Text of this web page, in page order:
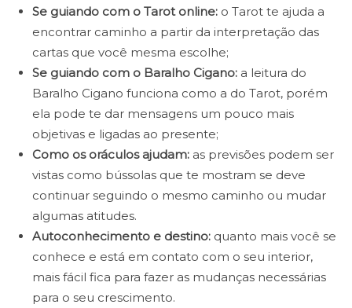
Se guiando com o Tarot online: o Tarot te ajuda a
encontrar caminho a partir da interpretação das
cartas que você mesma escolhe;
Se guiando com o Baralho Cigano: a leitura do
Baralho Cigano funciona como a do Tarot, porém
ela pode te dar mensagens um pouco mais
objetivas e ligadas ao presente;
Como os oráculos ajudam: as previsões podem ser
vistas como bússolas que te mostram se deve
continuar seguindo o mesmo caminho ou mudar
algumas atitudes.
Autoconhecimento e destino: quanto mais você se
conhece e está em contato com o seu interior,
mais fácil fica para fazer as mudanças necessárias
para o seu crescimento.